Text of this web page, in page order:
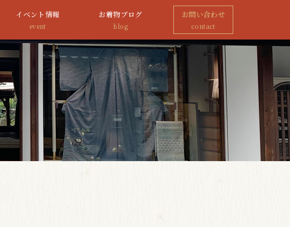
イベント情報
event
お着物ブログ
blog
お問い合わせ
contact